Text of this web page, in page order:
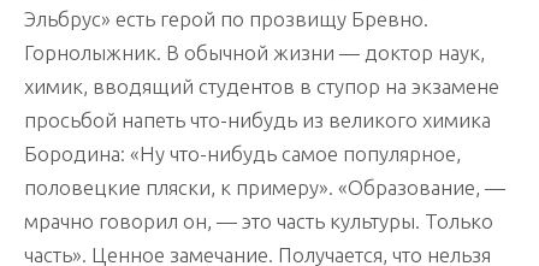
Эльбрус» есть герой по прозвищу Бревно.
Горнолыжник. В обычной жизни — доктор наук,
химик, вводящий студентов в ступор на экзамене
просьбой напеть что-нибудь из великого химика
Бородина: «Ну что-нибудь самое популярное,
половецкие пляски, к примеру». «Образование, —
мрачно говорил он, — это часть культуры. Только
часть». Ценное замечание. Получается, что нельзя